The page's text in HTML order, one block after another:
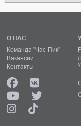
О НАС
Команда "Час-Пик"
Вакансии
Контакты